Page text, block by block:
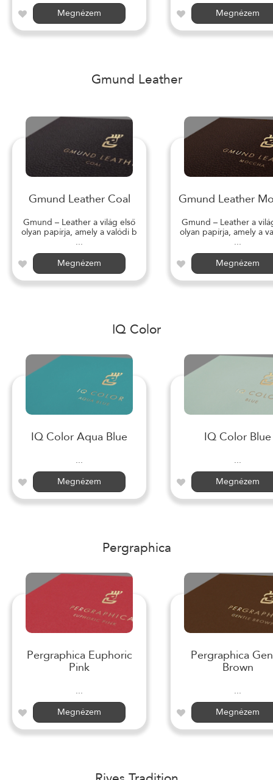
Megnézem
Megnézem
Gmund Leather
Gmund Leather Coal
Gmund – Leather a világ első
olyan papírja, amely a valódi b
...
Megnézem
Gmund Leather
Gmund – Leather a
olyan papírja, amely a
...
Megnézem
IQ Color
IQ Color Aqua Blue
...
Megnézem
IQ Color Blue
...
Megnézem
Pergraphica
Pergraphica Euphoric
Pink
...
Megnézem
Pergraphica
Brown
...
Megnézem